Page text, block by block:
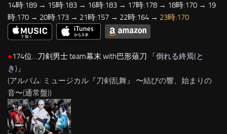
14時:189 → 15時:183 → 16時:183 → 17時:178 → 18時:170 → 19
時:170 → 20時:173 → 21時:157 → 22時:164 → 23時:170
●174位…刀剣男士 team幕末 with巴形薙刀 「倒れる終焉(と
き) 」
(アルバム: ミュージカル『刀剣乱舞』 〜結びの響、始まりの
音〜(通常盤))